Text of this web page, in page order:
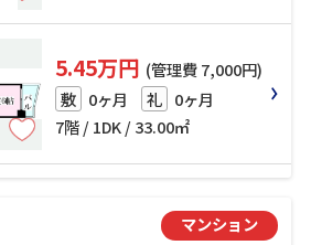
5.45万円 (管理費 7,000円)
敷 0ヶ月 礼 0ヶ月
7階 / 1DK / 33.00㎡
マンション